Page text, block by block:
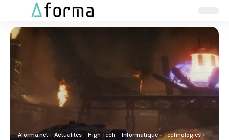
Aforma.net - Actualités - High Tech - Informatique - Technologies > Blog